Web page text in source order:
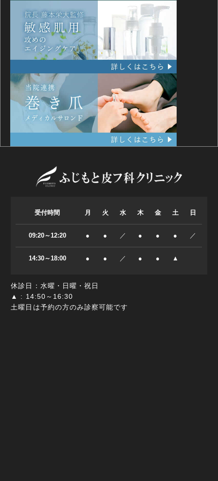
受付時間 月 火 水 木 金 土 日
09:20～12:20 ● ● ／ ● ● ● ／
14:30～18:00 ● ● ／ ● ● ▲
休診日：水曜・日曜・祝日
▲ : 14:50～16:30
土曜日は予約の方のみ診察可能です